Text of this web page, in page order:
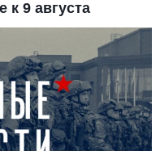
к 9 августа